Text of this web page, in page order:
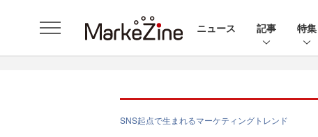
ニュース 記事 特集
SNS起点で生まれるマーケティングトレンド